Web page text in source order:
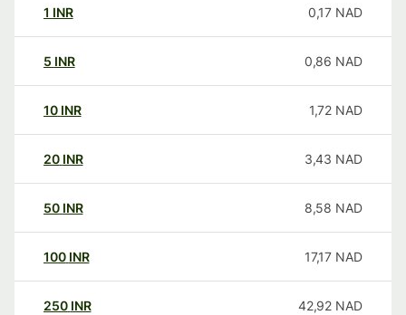
1 INR 0,17 NAD
5 INR 0,86 NAD
10 INR 1,72 NAD
20 INR 3,43 NAD
50 INR 8,58 NAD
100 INR 17,17 NAD
250 INR 42,92 NAD